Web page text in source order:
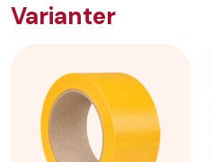
Varianter